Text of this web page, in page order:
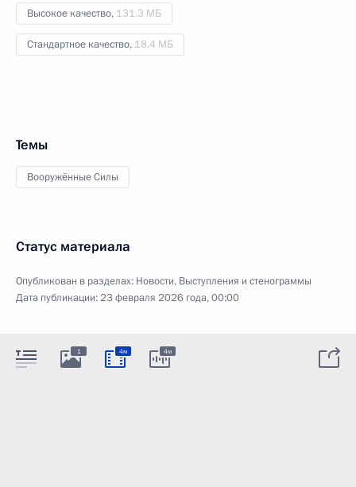
Высокое качество, 131.3 МБ
Стандартное качество, 18.4 МБ
Темы
Вооружённые Силы
Статус материала
Опубликован в разделах: Новости, Выступления и стенограммы
Дата публикации:23 февраля 2026 года, 00:00
1 4м 4м